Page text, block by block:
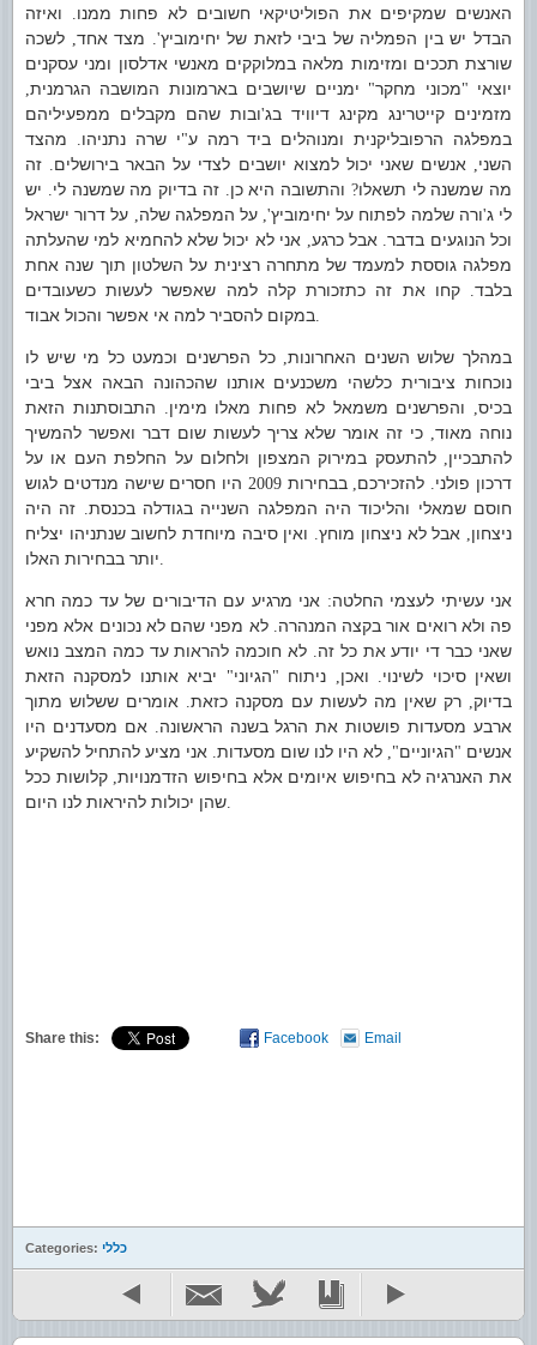
האנשים שמקיפים את הפוליטיקאי חשובים לא פחות ממנו. ואיזה
הבדל יש בין הפמליה של ביבי לזאת של יחימוביץ'. מצד אחד, לשכה
שורצת תככים ומזימות מלאה במלוקקים מאנשי אדלסון ומני עסקנים
יוצאי "מכוני מחקר" ימניים שיושבים בארמונות המושבה הגרמנית,
מזמינים קייטרינג מקינג דיוויד בג'ובות שהם מקבלים ממפעיליהם
במפלגה הרפובליקנית ומנוהלים ביד רמה ע"י שרה נתניהו. מהצד
השני,אנשים שאני יכול למצוא יושבים לצדי על הבאר בירושלים. זה
מה שמשנה לי תשאלו? והתשובה היא כן.זה בדיוק מה שמשנה לי. יש
לי ג'ורה שלמה לפתוח על יחימוביץ',על המפלגה שלה, על דרור ישראל
וכל הנוגעים בדבר.אבל כרגע, אני לא יכול שלא להחמיא למי שהעלתה
מפלגה גוססת למעמד של מתחרה רצינית על השלטון תוך שנה אחת
בלבד.קחו את זה כתזכורת קלה למה שאפשר לעשות כשעובדים
במקום להסביר למה אי אפשר והכול אבוד.
במהלך שלוש השנים האחרונות,כל הפרשנים וכמעט כל מי שיש לו
נוכחות ציבורית כלשהי משכנעים אותנו שהכהונה הבאה אצל ביבי
בכיס, והפרשנים משמאל לא פחות מאלו מימין. התבוסתנות הזאת
נוחה מאוד, כי זה אומר שלא צריך לעשות שום דבר ואפשר להמשיך
להתבכיין,להתעסק במירוק המצפון ולחלום על החלפת העם או על
דרכון פולני. להזכירכם,בבחירות2009 היו חסרים שישה מנדטים לגוש
חוסם שמאלי והליכוד היה המפלגה השנייה בגודלה בכנסת. זה היה
ניצחון, אבל לא ניצחון מוחץ. ואין סיבה מיוחדת לחשוב שנתניהו יצליח
יותר בבחירות האלו.
אני עשיתי לעצמי החלטה: אני מרגיע עם הדיבורים של עד כמה חרא
פה ולא רואים אור בקצה המנהרה.לא מפני שהם לא נכונים אלא מפני
שאני כבר די יודע את כל זה. לא חוכמה להראות עד כמה המצב נואש
ושאין סיכוי לשינוי. ואכן, ניתוח "הגיוני" יביא אותנו למסקנה הזאת
בדיוק, רק שאין מה לעשות עם מסקנה כזאת. אומרים ששלוש מתוך
ארבע מסעדות פושטות את הרגל בשנה הראשונה.אם מסעדנים היו
אנשים "הגיוניים", לא היו לנו שום מסעדות. אני מציע להתחיל להשקיע
את האנרגיה לא בחיפוש איומים אלא בחיפוש הזדמנויות,קלושות ככל
שהן יכולות להיראות לנו היום.
Share this: Facebook Email
Categories: כללי